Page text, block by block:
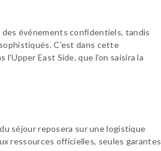
événements confidentiels, tandis
C’est dans cette
East Side, que l’on saisira la
séjour reposera sur une logistique
ressources officielles, seules garantes